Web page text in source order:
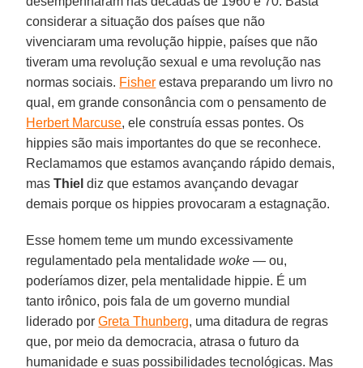
considerar a situação dos países que não
vivenciaram uma revolução hippie, países que não
tiveram uma revolução sexual e uma revolução nas
normas sociais. Fisher estava preparando um livro no
qual, em grande consonância com o pensamento de
Herbert Marcuse, ele construía essas pontes. Os
hippies são mais importantes do que se reconhece.
Reclamamos que estamos avançando rápido demais,
masThiel diz que estamos avançando devagar
demais porque os hippies provocaram a estagnação.
Esse homem teme um mundo excessivamente
regulamentado pela mentalidadewoke — ou,
poderíamos dizer, pela mentalidade hippie. É um
tanto irônico, pois fala de um governo mundial
liderado porGreta Thunberg, uma ditadura de regras
que, por meio da democracia, atrasa o futuro da
humanidade e suas possibilidades tecnológicas. Mas